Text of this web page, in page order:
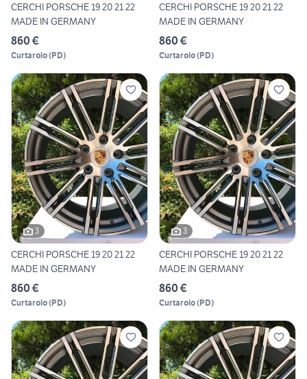
CERCHI PORSCHE 19 20 21 22
MADE IN GERMANY
860 €
Curtarolo(PD)
CERCHI PORSCHE 19 20 21 22
MADE IN GERMANY
860 €
Curtarolo(PD)
3
CERCHI PORSCHE 19 20 21 22
MADE IN GERMANY
860 €
Curtarolo(PD)
3
CERCHI PORSCHE 19 20 21 22
MADE IN GERMANY
860 €
Curtarolo(PD)